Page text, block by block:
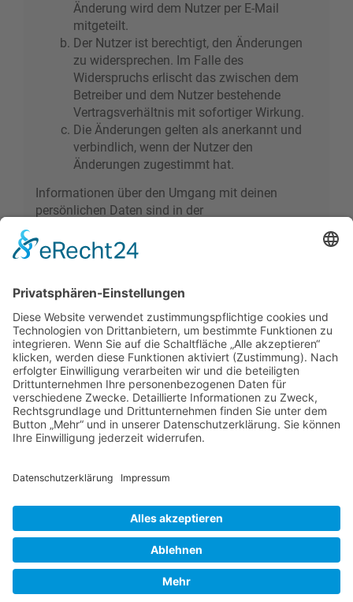
Änderung wird dem Nutzer per E-Mail
mitgeteilt.
Der Nutzer ist berechtigt, den Änderungen
zu widersprechen. Im Falle des
Widerspruchs erlischt das zwischen dem
Betreiber und dem Nutzer bestehende
Vertragsverhältnis mit sofortiger Wirkung.
Die Änderungen gelten als anerkannt und
verbindlich, wenn der Nutzer den
Änderungen zugestimmt hat.
Informationen über den Umgang mit deinen
persönlichen Daten sind in der
Foren-Übersicht Alle Zeiten sindUTC+02:00
• Design by
Datenschutz•Impressum